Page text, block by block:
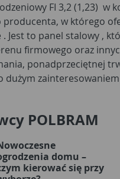
FI 3,2 (1,23) w
w którego
Jest to panel stalowy ,
firmowego oraz
ponadprzeciętnej
dużym
użyciu
zabezpieczenie
To
swoje funkcje na
jakości panelu jest
POLBRAM
domu –
kierować się przy